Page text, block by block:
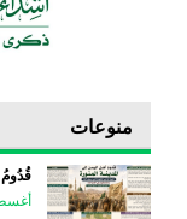
منوعات
قُدُومُ
أغسطس